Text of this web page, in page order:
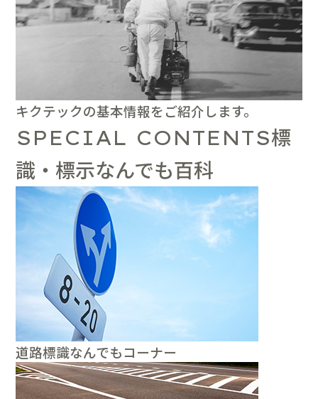
キクテックの基本情報をご紹介します。
SPECIAL CONTENTS標
識・標示なんでも百科
道路標識なんでもコーナー